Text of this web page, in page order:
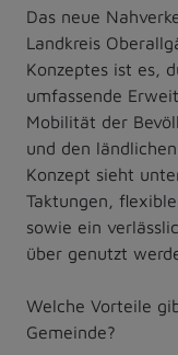
Das neue
Landkreis
Konzeptes ist es,
umfassende
Mobilität der
und den
Konzept sieht
Taktungen,
sowie ein
über genutzt
Welche Vorteile
Gemeinde?